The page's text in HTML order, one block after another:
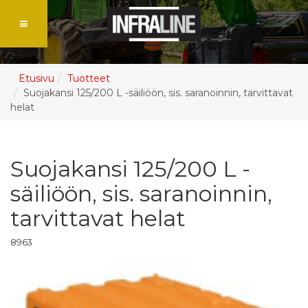
Etusivu
Tuotteet
Suojakansi 125/200 L -säiliöön, sis. saranoinnin, tarvittavat
helat
Suojakansi 125/200 L -
säiliöön, sis. saranoinnin,
tarvittavat helat
8963